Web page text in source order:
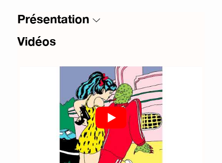
Présentation
Vidéos